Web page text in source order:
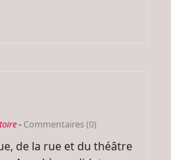
- Commentaires (0)
de la rue et du théâtre